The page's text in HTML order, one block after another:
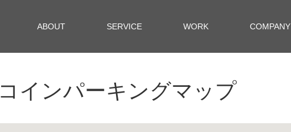
ABOUT SERVICE WORK COMPANY
コインパーキングマップ